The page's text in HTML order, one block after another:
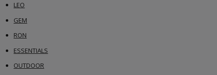
LEO
GEM
RON
ESSENTIALS
OUTDOOR